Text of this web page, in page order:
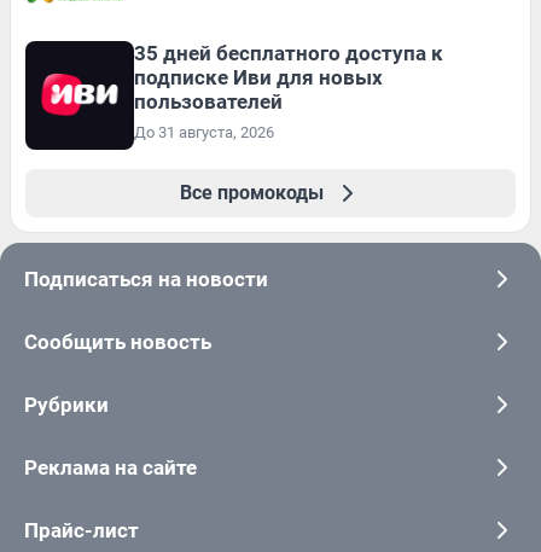
35 дней бесплатного доступа к
подписке Иви для новых
пользователей
До 31 августа, 2026
Все промокоды
Подписаться на новости
Сообщить новость
Рубрики
Реклама на сайте
Прайс-лист